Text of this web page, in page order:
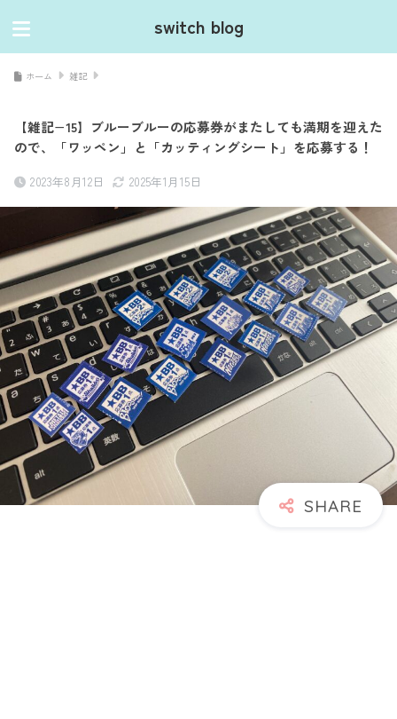
switch blog
ホーム 雑記
【雑記−15】ブルーブルーの応募券がまたしても満期を迎えた
ので、「ワッペン」と「カッティングシート」を応募する！
2023年8月12日 2025年1月15日